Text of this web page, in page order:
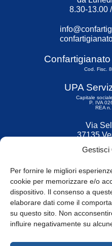
Gestisci
Per fornire le migliori
cookie per memorizzare e/o
dispositivo. Il consenso a
elaborare dati come il
su questo sito. Non
influire negativamente su
8.30-13.00
Cod. Fisc.
UPA
Capitale
P. IVA
REA
Via
37135
Fax
© Tutti i